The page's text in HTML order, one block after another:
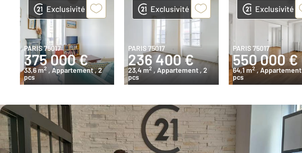
Exclusivité
PARIS 75017
375 000 €
33,6 m2 , Appartement, 2
pcs
Exclusivité
PARIS 75017
236 400 €
23,4 m2 , Appartement , 2
pcs
Exclusivité
PARIS 75017
550 000 €
64,1 m2 , Appartement
pcs